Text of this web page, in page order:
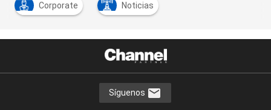
Corporate Noticias
Síguenos